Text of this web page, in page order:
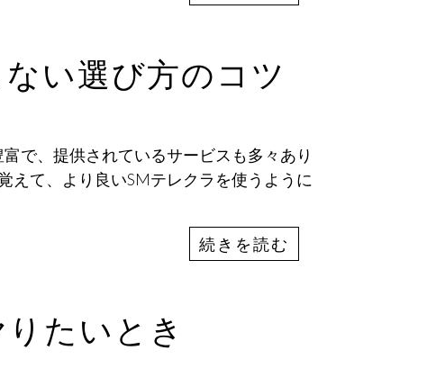
い選び方のコツ
で、提供されているサービスも多々あり
えて、より良いSMテレクラを使うように
続きを読む
たいとき